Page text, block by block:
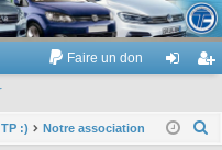
Touran
Faire un don
ne nr
:) Notre association